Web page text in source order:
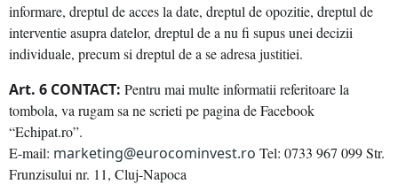
informare, dreptul de acces la date, dreptul de opozitie, dreptul de
interventie asupra datelor, dreptul de a nu fi supus unei decizii
individuale, precum si dreptul de a se adresa justitiei.
Art. 6 CONTACT: Pentru mai multe informatii referitoare la
tombola, va rugam sa ne scrieti pe pagina de Facebook
“Echipat.ro”.
E-mail: marketing@eurocominvest.ro Tel: 0733 967 099 Str.
Frunzisului nr. 11, Cluj-Napoca